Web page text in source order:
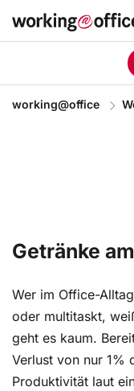
working@office
Getränke
Wer im Office-
oder multitaskt,
geht es kaum.
Verlust von nur 1%
Produktivität laut